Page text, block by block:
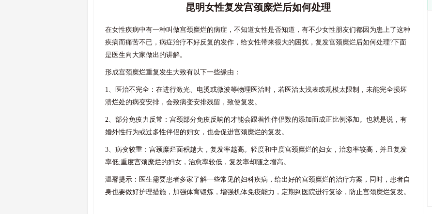
昆明女性复发宫颈糜烂后如何处理
在女性疾病中有一种叫做宫颈糜烂的病症，不知道女性是否知道，有不少女性朋友们都因为患上了这种
疾病而痛苦不已，病症治疗不好反复的发作，给女性带来很大的困扰，复发宫颈糜烂后如何处理?下面
是医生向大家做出的讲解。
形成宫颈糜烂重复发生大致有以下一些缘由：
1、医治不完全：在进行激光、电烫或微波等物理医治时，若医治太浅表或规模太限制，未能完全损坏
溃烂处的病变安排，会致病变安排残留，致使复发。
2、部分免疫力反常：宫颈部分免疫反响的才能会跟着性伴侣数的添加而成正比例添加。也就是说，有
婚外性行为或过多性伴侣的妇女，也会促进宫颈糜烂的复发。
3、病变较重：宫颈糜烂面积越大，复发率越高。轻度和中度宫颈糜烂的妇女，治愈率较高，并且复发
率低;重度宫颈糜烂的妇女，治愈率较低，复发率却随之增高。
温馨提示：医生需要患者多家了解一些常见的妇科疾病，给出好的宫颈糜烂的治疗方案，同时，患者自
身也要做好护理措施，加强体育锻炼，增强机体免疫能力，定期到医院进行复诊，防止宫颈糜烂复发。